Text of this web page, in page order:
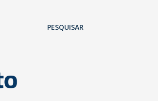
PESQUISAR